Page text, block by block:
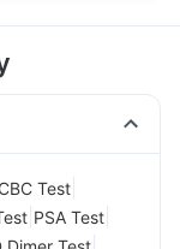
CBC Test
PSA Test